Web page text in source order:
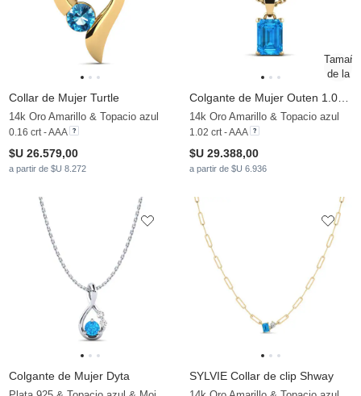
Collar de Mujer Turtle
14k Oro Amarillo & Topacio azul
0.16 crt - AAA
$U 26.579,00
a partir de $U 8.272
14k Oro Amarillo & Topacio azul
1.02 crt - AAA
$U 29.388,00
a partir de $U 6.936
Colgante de Mujer Dyta SYLVIE Collar de clip Shway